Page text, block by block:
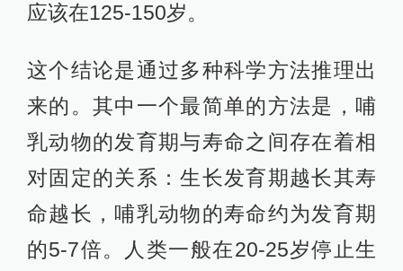
应该在125-150岁。
这个结论是通过多种科学方法推理出
来的。其中一个最简单的方法是，哺
乳动物的发育期与寿命之间存在着相
对固定的关系：生长发育期越长其寿
命越长，哺乳动物的寿命约为发育期
的5-7倍。人类一般在20-25岁停止生